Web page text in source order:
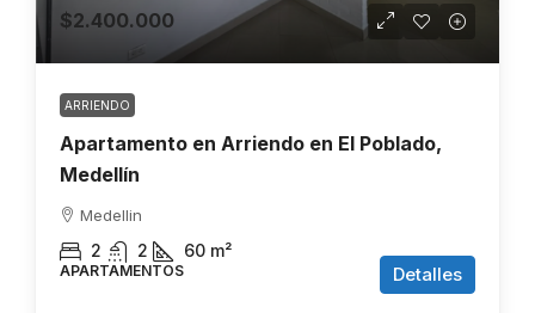
$2.400.000
ARRIENDO
Apartamento en Arriendo en El Poblado,
Medellín
Medellin
2 2 60 m²
APARTAMENTOS Detalles